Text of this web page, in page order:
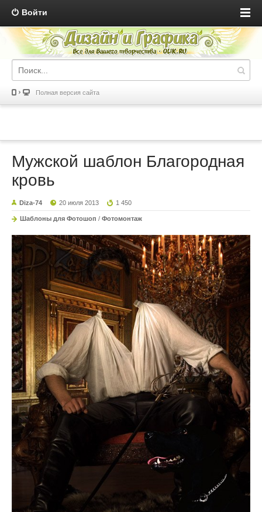
Войти
Полная версия сайта
Мужской шаблон Благородная
кровь
Diza-74 20 июля 2013 1 450
Шаблоны для Фотошоп / Фотомонтаж